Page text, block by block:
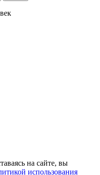
на сайте, вы
использования